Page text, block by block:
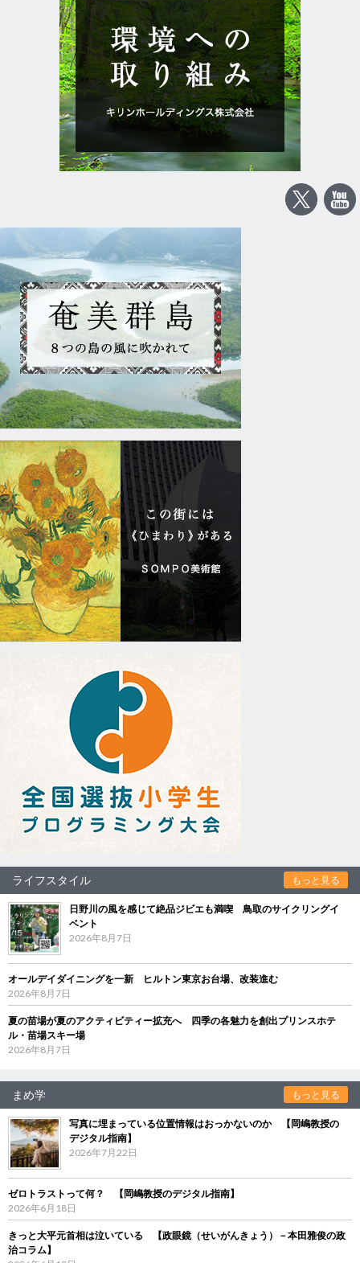
ライフスタイル もっと見る
日野川の風を感じて絶品ジビエも満喫 鳥取のサイクリングイ
ベント
2026年8月7日
オールデイダイニングを一新 ヒルトン東京お台場、改装進む
2026年8月7日
夏の苗場が夏のアクティビティー拡充へ 四季の各魅力を創出プリンスホテ
ル・苗場スキー場
2026年8月7日
まめ学 もっと見る
写真に埋まっている位置情報はおっかないのか 【岡嶋教授の
デジタル指南】
2026年7月22日
ゼロトラストって何？ 【岡嶋教授のデジタル指南】
2026年6月18日
きっと大平元首相は泣いている 【政眼鏡（せいがんきょう）－本田雅俊の政
治コラム】